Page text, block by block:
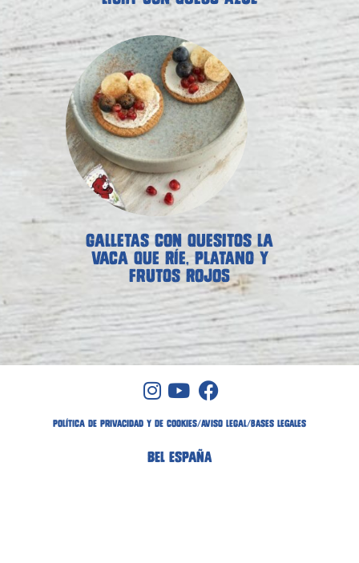
GALLETAS CON QUESITOS LA
VACA QUE RÍE, PLATANO Y
FRUTOS ROJOS
POLÍTICA DE PRIVACIDAD Y DE COOKIES/AVISO LEGAL/bases legales
BEL ESPAÑA